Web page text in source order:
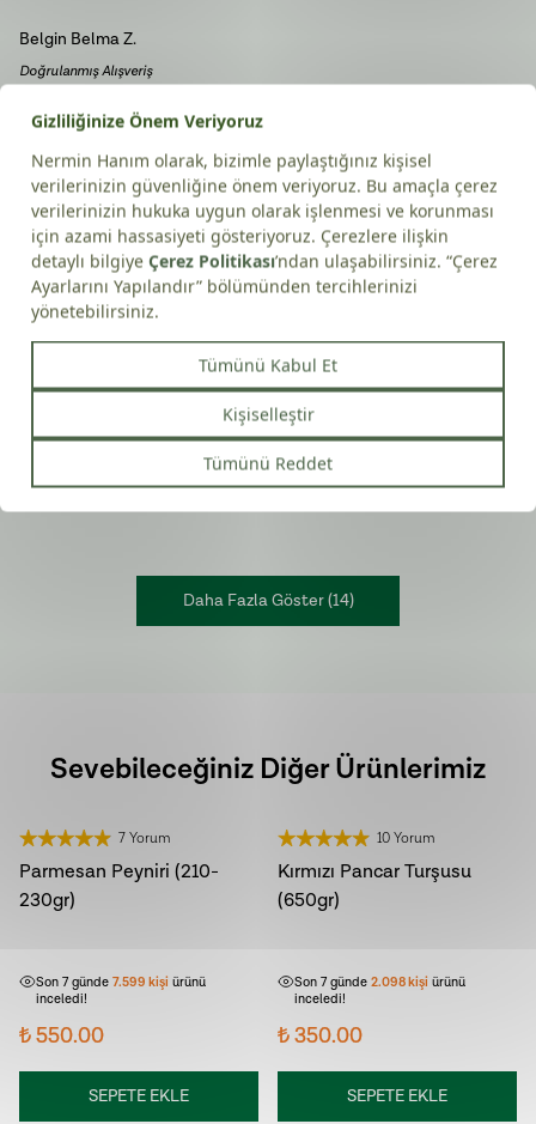
Belgin BelmaZ.
Doğrulanmış Alışveriş
DilşatF.
Doğrulanmış Alışveriş
EkremK.
18/03/2026
Daha Fazla Göster(14)
Sevebileceğiniz Diğer Ürünlerimiz
7 Yorum
Parmesan Peyniri (210-
230gr)
Son 7 günde 7.599 kişi ürünü
inceledi!
₺ 550.00
SEPETE EKLE
10 Yorum
Kırmızı Pancar Turşusu
(650gr)
Son 7 günde 2.098kişi ürünü
inceledi!
₺ 350.00
SEPETE EKLE